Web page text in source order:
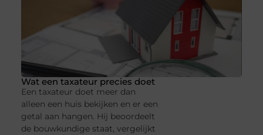
Wat een taxateur precies doet
Een taxateur doet meer dan
alleen een huis bekijken en er een
getal aan hangen. Hij beoordeelt
de bouwkundige staat, vergelijkt